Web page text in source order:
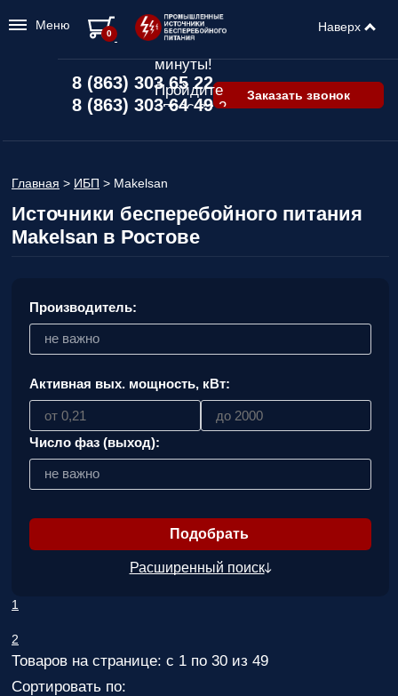
8 (863) 303 65 22
8 (863) 303 64 49
Заказать звонок
Главная > ИБП > Makelsan
Источники бесперебойного питания
Makelsan в Ростове
Производитель:
не важно
Активная вых. мощность, кВт:
Число фаз (выход):
не важно
Расширенный поиск
1
2
Товаров на странице: с 1 по 30 из 49
Сортировать по:
Меню Наверх
0
Подбор ИБП
минуты!
Пройдите
опрос за 2
подходит
Пройдите
опрос и вы
учитывая
важные для
вас
параметры!
7%!
расчет
монтажных
Контакты